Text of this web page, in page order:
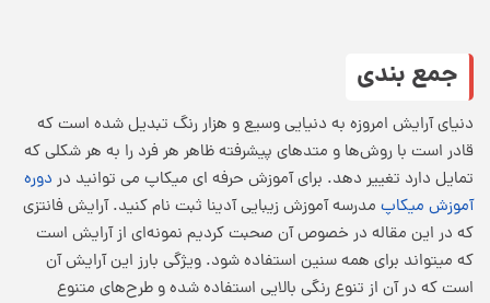
جمع بندی
دنیای آرایش امروزه به دنیایی وسیع و هزار رنگ تبدیل شده است که
قادر است با روش‌ها و متدهای پیشرفته ظاهر هر فرد را به هر شکلی که
تمایل دارد تغییر دهد. برای آموزش حرفه ای میکاپ می توانید در دوره
آموزش میکاپ مدرسه آموزش زیبایی آدینا ثبت نام کنید. آرایش فانتزی
که در این مقاله در خصوص آن صحبت کردیم نمونه‌ای از آرایش است
که میتواند برای همه سنین استفاده شود. ویژگی بارز این آرایش آن
است که در آن از تنوع رنگی بالایی استفاده شده و طرح‌های متنوع